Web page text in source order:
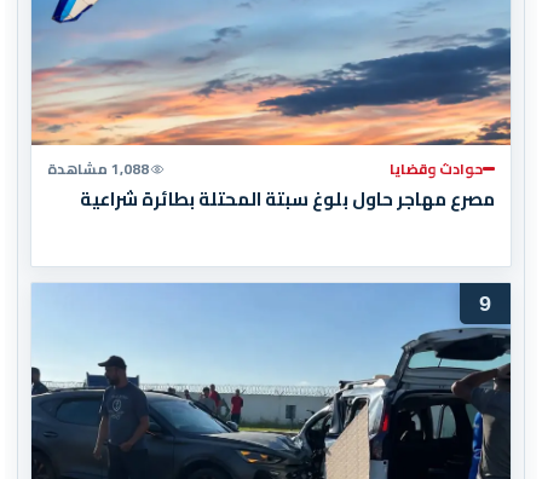
حوادث وقضايا 1,088 مشاهدة
مصرع مهاجر حاول بلوغ سبتة المحتلة بطائرة شراعية
9